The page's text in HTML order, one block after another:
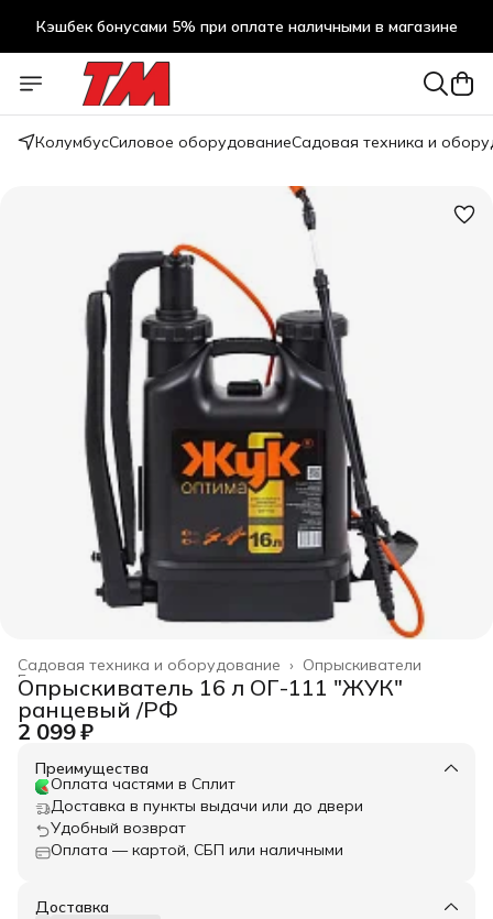
Кэшбек бонусами 5% при оплате наличными в магазине
Кэшбек бонусами 5% при оплате наличными в магазине
КолумбусСиловое оборудованиеСадовая техника и
Опрыскиватели
Садовая техника и оборудование ›
Главная ›
Опрыскиватель 16 л ОГ-111 "ЖУК"
ранцевый /РФ
2 099 ₽
Преимущества
Оплата частями в Сплит
Доставка в пункты выдачи или до двери
Удобный возврат
Оплата — картой, СБП или наличными
Доставка